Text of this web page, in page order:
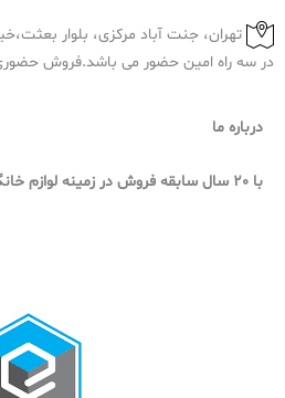
تهران، جنت آباد مرکزی، بلوار
در سه راه امین حضور می باشد.فروش
درباره ما
با 20 سال سابقه فروش در زمینه لوازم خانگی در خدمتتون هستیم